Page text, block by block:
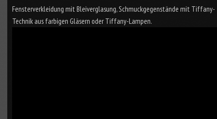
Fensterverkleidung mit Bleiverglasung, Schmuckgegenstände mit Tiffany-
Technik aus farbigen Gläsern oder Tiffany-Lampen.